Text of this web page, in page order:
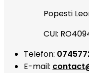
Popesti
CUI:
Telefon:
E-mail: